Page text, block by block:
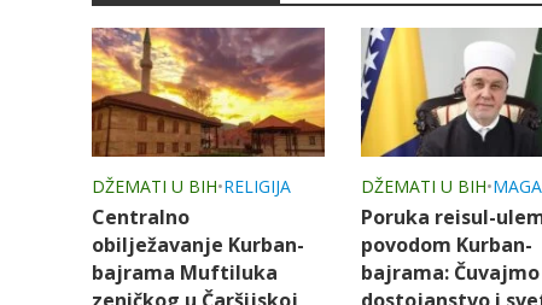
DŽEMATI U BIH•RELIGIJA
Centralno
obilježavanje Kurban-
bajrama Muftiluka
DŽEMATI U BIH•
Poruka reisul-
povodom Kurban-
bajrama: Čuvajmo